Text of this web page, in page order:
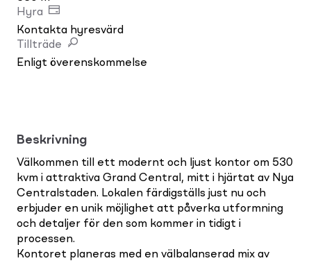
Hyra
Kontakta hyresvärd
Tillträde
Enligt överenskommelse
Beskrivning
Välkommen till ett modernt och ljust kontor om 530
kvm i attraktiva Grand Central, mitt i hjärtat av Nya
Centralstaden. Lokalen färdigställs just nu och
erbjuder en unik möjlighet att påverka utformning
och detaljer för den som kommer in tidigt i
processen.
Kontoret planeras med en välbalanserad mix av